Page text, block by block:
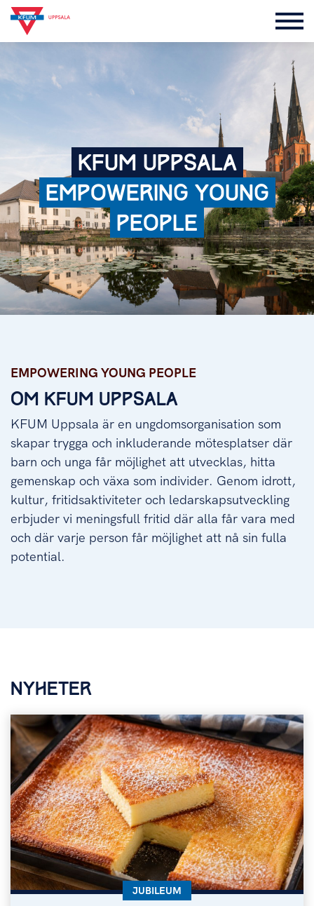
KFUM UPPSALA
EMPOWERING YOUNG
PEOPLE
Empowering young people
EMPOWERING YOUNG PEOPLE
OM KFUM UPPSALA
KFUM Uppsala är en ungdomsorganisation som
skapar trygga och inkluderande mötesplatser där
barn och unga får möjlighet att utvecklas, hitta
gemenskap och växa som individer. Genom idrott,
kultur, fritidsaktiviteter och ledarskapsutveckling
erbjuder vi meningsfull fritid där alla får vara med
och där varje person får möjlighet att nå sin fulla
potential.
NYHETER
KATEGORI:
JUBILEUM